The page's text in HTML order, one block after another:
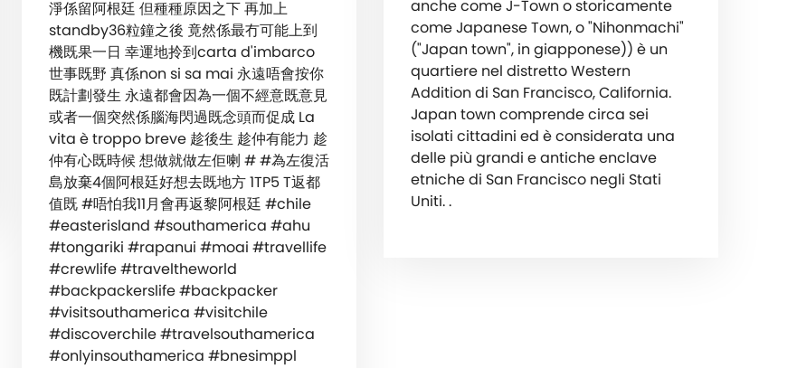
淨係留阿根廷 但種種原因之下 再加上
standby36粒鐘之後 竟然係最冇可能上到
機既果一日 幸運地拎到carta d'imbarco
世事既野 真係non si sa mai 永遠唔會按你
既計劃發生 永遠都會因為一個不經意既意見
或者一個突然係腦海閃過既念頭而促成 La
vita è troppo breve 趁後生 趁仲有能力 趁
仲有心既時候 想做就做左佢喇 # #為左復活
島放棄4個阿根廷好想去既地方 1TP5 T返都
值既 #唔怕我11月會再返黎阿根廷 #chile
#easterisland #southamerica #ahu
#tongariki #rapanui #moai #travellife
#crewlife #traveltheworld
#backpackerslife #backpacker
#visitsouthamerica #visitchile
#discoverchile #travelsouthamerica
#onlyinsouthamerica #bnesimppl
anche come J-Town o storicamente
come Japanese Town, o "Nihonmachi"
("Japan town", in giapponese)) è un
quartiere nel distretto Western
Addition di San Francisco, California.
Japan town comprende circa sei
isolati cittadini ed è considerata una
delle più grandi e antiche enclave
etniche di San Francisco negli Stati
Uniti. .